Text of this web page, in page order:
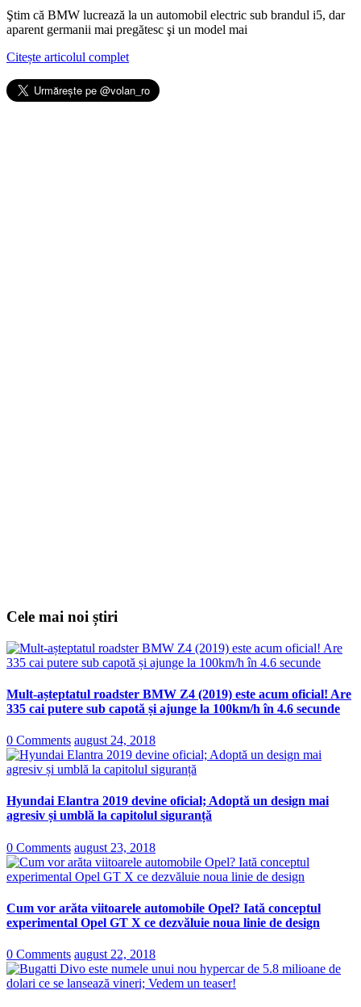
Ştim că BMW lucrează la un automobil electric sub brandul i5, dar
aparent germanii mai pregătesc şi un model mai
Citește articolul complet
Cele mai noi știri
Mult-așteptatul roadster BMW Z4 (2019) este acum oficial! Are
335 cai putere sub capotă și ajunge la 100km/h în 4.6 secunde
0 Comments august 24, 2018
Hyundai Elantra 2019 devine oficial; Adoptă un design mai
agresiv și umblă la capitolul siguranță
0 Comments august 23, 2018
Cum vor arăta viitoarele automobile Opel? Iată conceptul
experimental Opel GT X ce dezvăluie noua linie de design
0 Comments august 22, 2018